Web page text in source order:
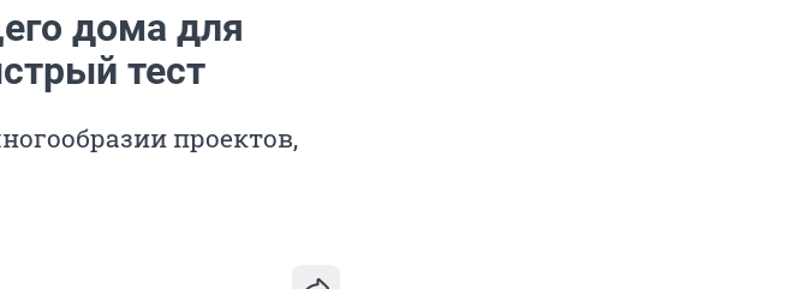
дома для
тест
проектов,